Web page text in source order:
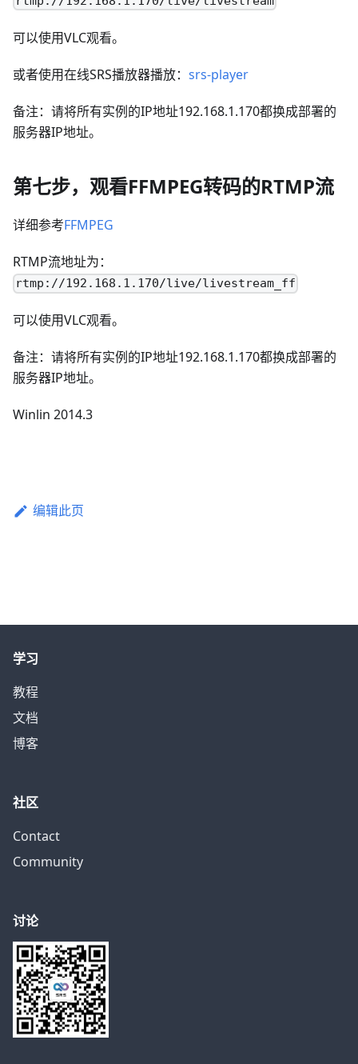
可以使用VLC观看。
或者使用在线SRS播放器播放： srs-player
备注：请将所有实例的IP地址192.168.1.170都换成部署的
服务器IP地址。
第七步，观看FFMPEG转码的RTMP流
详细参考FFMPEG
RTMP流地址为：
rtmp://192.168.1.170/live/livestream_ff
可以使用VLC观看。
备注：请将所有实例的IP地址192.168.1.170都换成部署的
服务器IP地址。
Winlin 2014.3
编辑此页
学习
教程
文档
博客
社区
Contact
Community
讨论